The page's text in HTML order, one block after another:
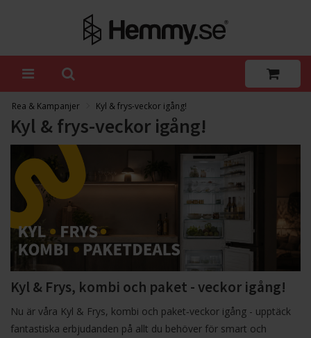
Rea & Kampanjer Kyl & frys-veckor igång!
Kyl & frys-veckor igång!
Kyl & Frys, kombi och paket - veckor igång!
Nu är våra Kyl & Frys, kombi och paket‑veckor igång - upptäck
fantastiska erbjudanden på allt du behöver för smart och